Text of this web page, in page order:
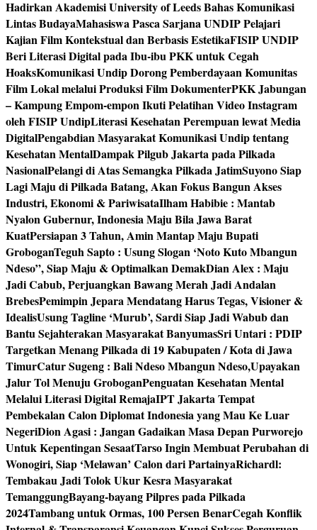
Hadirkan Akademisi University of Leeds Bahas Komunikasi
Lintas BudayaMahasiswa Pasca Sarjana UNDIP Pelajari
Kajian Film Kontekstual dan Berbasis EstetikaFISIP UNDIP
Beri Literasi Digital pada Ibu-ibu PKK untuk Cegah
HoaksKomunikasi Undip Dorong Pemberdayaan Komunitas
Film Lokal melalui Produksi Film DokumenterPKK Jabungan
– Kampung Empom-empon Ikuti Pelatihan Video Instagram
oleh FISIP UndipLiterasi Kesehatan Perempuan lewat Media
DigitalPengabdian Masyarakat Komunikasi Undip tentang
Kesehatan MentalDampak Pilgub Jakarta pada Pilkada
NasionalPelangi di Atas Semangka Pilkada JatimSuyono Siap
Lagi Maju di Pilkada Batang, Akan Fokus Bangun Akses
Industri, Ekonomi & PariwisataIlham Habibie : Mantab
Nyalon Gubernur, Indonesia Maju Bila Jawa Barat
KuatPersiapan 3 Tahun, Amin Mantap Maju Bupati
GroboganTeguh Sapto : Usung Slogan ‘Noto Kuto Mbangun
Ndeso”, Siap Maju & Optimalkan DemakDian Alex : Maju
Jadi Cabub, Perjuangkan Bawang Merah Jadi Andalan
BrebesPemimpin Jepara Mendatang Harus Tegas, Visioner &
IdealisUsung Tagline ‘Murub’, Sardi Siap Jadi Wabub dan
Bantu Sejahterakan Masyarakat BanyumasSri Untari : PDIP
Targetkan Menang Pilkada di 19 Kabupaten / Kota di Jawa
TimurCatur Sugeng : Bali Ndeso Mbangun Ndeso,Upayakan
Jalur Tol Menuju GroboganPenguatan Kesehatan Mental
Melalui Literasi Digital RemajaIPT Jakarta Tempat
Pembekalan Calon Diplomat Indonesia yang Mau Ke Luar
NegeriDion Agasi : Jangan Gadaikan Masa Depan Purworejo
Untuk Kepentingan SesaatTarso Ingin Membuat Perubahan di
Wonogiri, Siap ‘Melawan’ Calon dari PartainyaRichardl:
Tembakau Jadi Tolok Ukur Kesra Masyarakat
TemanggungBayang-bayang Pilpres pada Pilkada
2024Tambang untuk Ormas, 100 Persen BenarCegah Konflik